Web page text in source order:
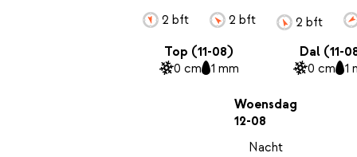
2 bft 2 bft 2 bft
Top (11-08)
0 cm 1 mm
Dal (11-
0 cm 1
Woensdag
12-08
Nacht